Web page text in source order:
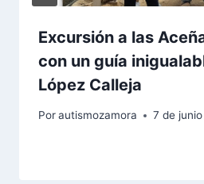
Excursión a las
con un guía
López Calleja
Porautismozamora 7 de